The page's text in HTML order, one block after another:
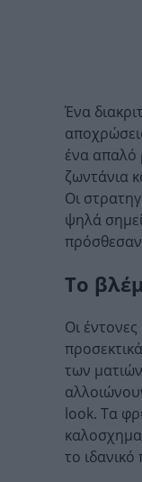
Ένα
ένα απαλό
ζωντάνια
Οι
ψηλά
Το
Οι
των
look. Τα
το